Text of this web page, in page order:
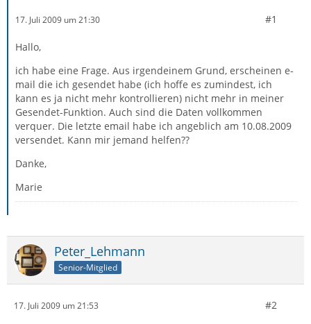
17. Juli 2009 um 21:30 #1
Hallo,
ich habe eine Frage. Aus irgendeinem Grund, erscheinen e-
mail die ich gesendet habe (ich hoffe es zumindest, ich
kann es ja nicht mehr kontrollieren) nicht mehr in meiner
Gesendet-Funktion. Auch sind die Daten vollkommen
verquer. Die letzte email habe ich angeblich am 10.08.2009
versendet. Kann mir jemand helfen??
Danke,
Marie
Peter_Lehmann
Senior-Mitglied
17. Juli 2009 um 21:53 #2